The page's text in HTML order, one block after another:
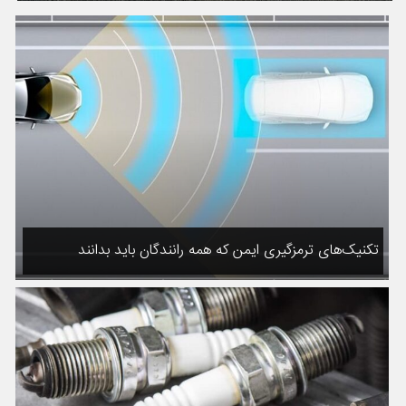
تکنیک‌های ترمزگیری ایمن که همه رانندگان باید بدانند